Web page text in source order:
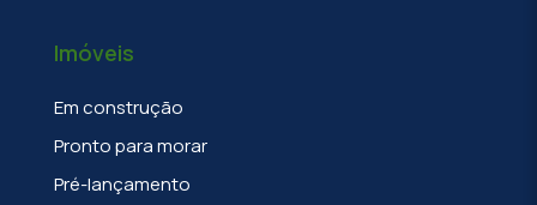
Imóveis
Em construção
Pronto para morar
Pré-lançamento